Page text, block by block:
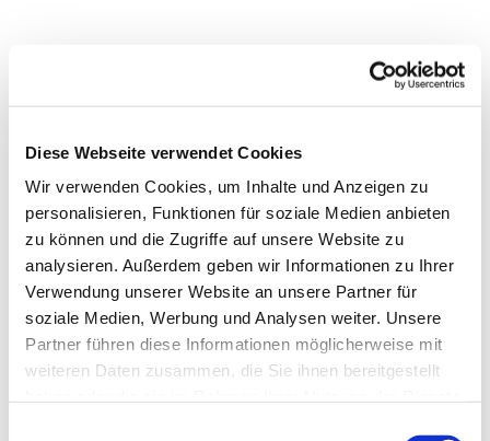
Diese Webseite verwendet Cookies
Wir verwenden Cookies, um Inhalte und Anzeigen zu
personalisieren, Funktionen für soziale Medien anbieten
zu können und die Zugriffe auf unsere Website zu
analysieren. Außerdem geben wir Informationen zu Ihrer
Verwendung unserer Website an unsere Partner für
soziale Medien, Werbung und Analysen weiter. Unsere
Partner führen diese Informationen möglicherweise mit
weiteren Daten zusammen, die Sie ihnen bereitgestellt